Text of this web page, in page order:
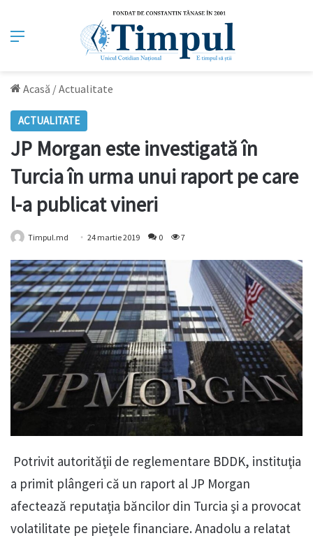
Meniu
Acasă /Actualitate
ACTUALITATE
JP Morgan este investigată în
Turcia în urma unui raport pe care
l-a publicat vineri
Timpul.md 24 martie 2019 0 7
Potrivit autorităţii de reglementare BDDK, instituţia
a primit plângeri că un raport al JP Morgan
afectează reputaţia băncilor din Turcia şi a provocat
volatilitate pe pieţele financiare. Anadolu a relatat